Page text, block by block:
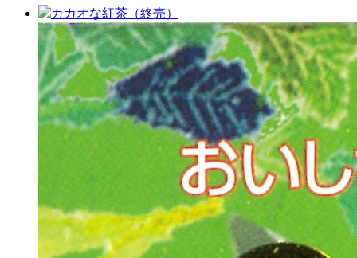
カカオな紅茶（終売）